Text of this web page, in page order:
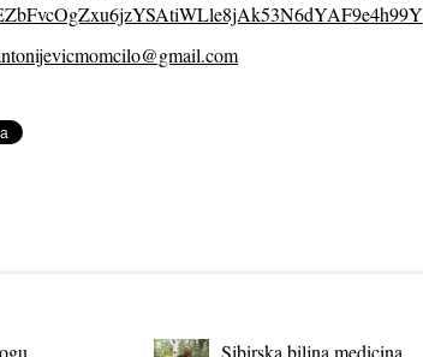
Sibirska biljna medicina